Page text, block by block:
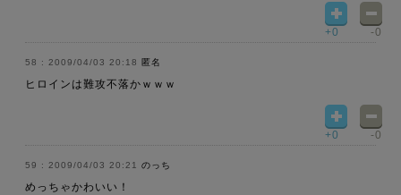
+0 -0
2009/04/03 20:18 匿名
ヒロインは難攻不落かｗｗｗ
+0 -0
2009/04/03 20:21 のっち
めっちゃかわいい！